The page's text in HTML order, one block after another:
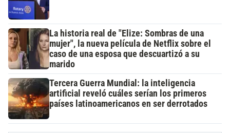
La historia real de "Elize: Sombras de una
mujer", la nueva película de Netflix sobre el
caso de una esposa que descuartizó a su
marido
Tercera Guerra Mundial: la inteligencia
artificial reveló cuáles serían los primeros
países latinoamericanos en ser derrotados